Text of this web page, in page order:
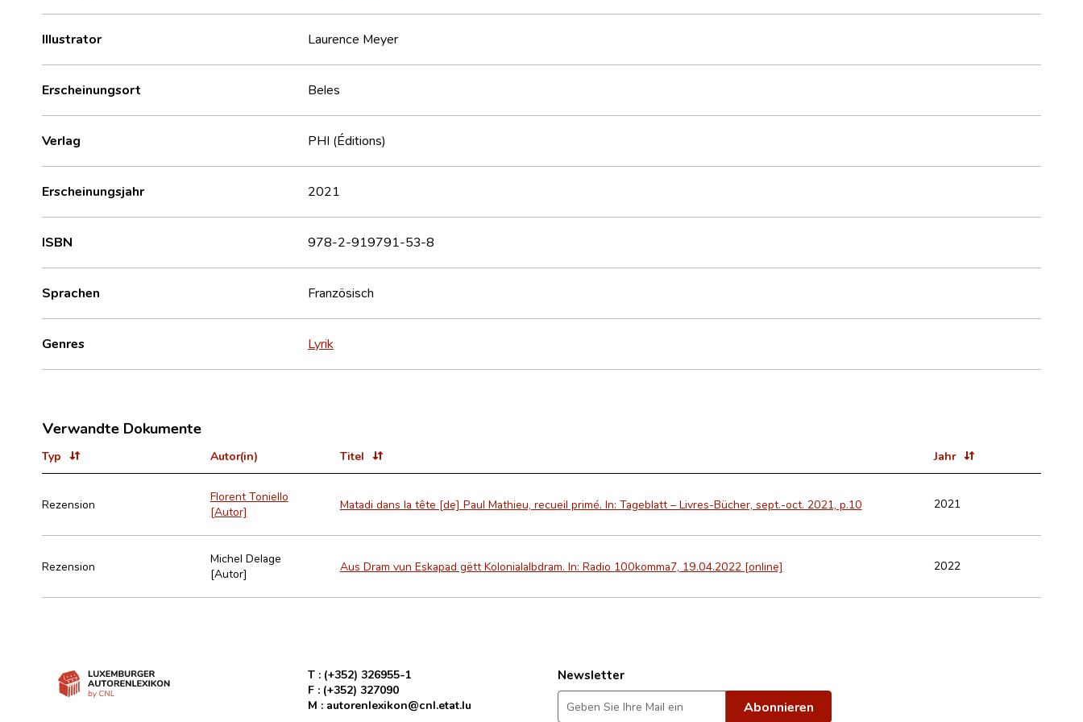
Illustrator Laurence Meyer
Erscheinungsort Beles
Verlag PHI (Éditions)
Erscheinungsjahr 2021
ISBN 978-2-919791-53-8
Sprachen Französisch
Genres Lyrik
Verwandte Dokumente
Typ Autor(in) Titel Jahr
Rezension
Florent Toniello
[Autor]
Matadi dans la tête [de] Paul Mathieu, recueil primé. In: Tageblatt – Livres-Bücher, sept.-oct. 2021, p.10 2021
Rezension
Michel Delage
[Autor]
Aus Dram vun Eskapad gëtt Kolonialalbdram. In: Radio 100komma7, 19.04.2022 [online] 2022
T : (+352) 326955-1
F : (+352) 327090
M : autorenlexikon@cnl.etat.lu
Newsletter